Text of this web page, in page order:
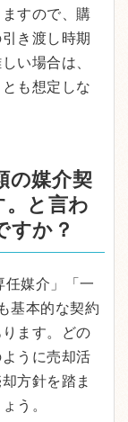
すので、購
き渡し時期
い場合は、
も想定しな
の媒介契
と言わ
すか？
媒介」「一
基本的な契約
ます。どの
うに売却活
方針を踏ま
う。